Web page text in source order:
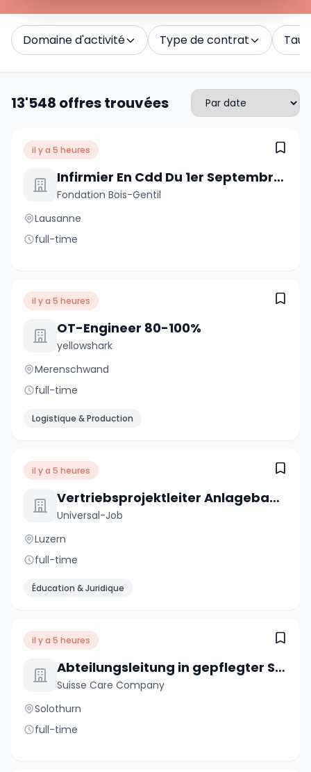
Domaine d'activité Type de contrat
13'548 offres trouvées
il y a 5 heures
Infirmier En Cdd Du 1er Septembre 2026 Au 11 Janvier 2027 À 70%
Fondation Bois-Gentil
Lausanne
full-time
il y a 5 heures
OT-Engineer 80-100%
yellowshark
Merenschwand
full-time
Logistique & Production
il y a 5 heures
Vertriebsprojektleiter Anlagebau (Wasser) 100% (m/w/d)
Universal-Job
Luzern
full-time
Éducation & Juridique
il y a 5 heures
Abteilungsleitung in gepflegter Seniorenresidenz (100%)
Suisse Care Company
Solothurn
full-time